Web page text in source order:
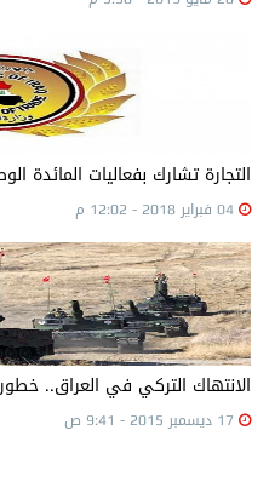
التجارة تشارك بفعاليات المائدة
الانتهاك التركي في العراق..